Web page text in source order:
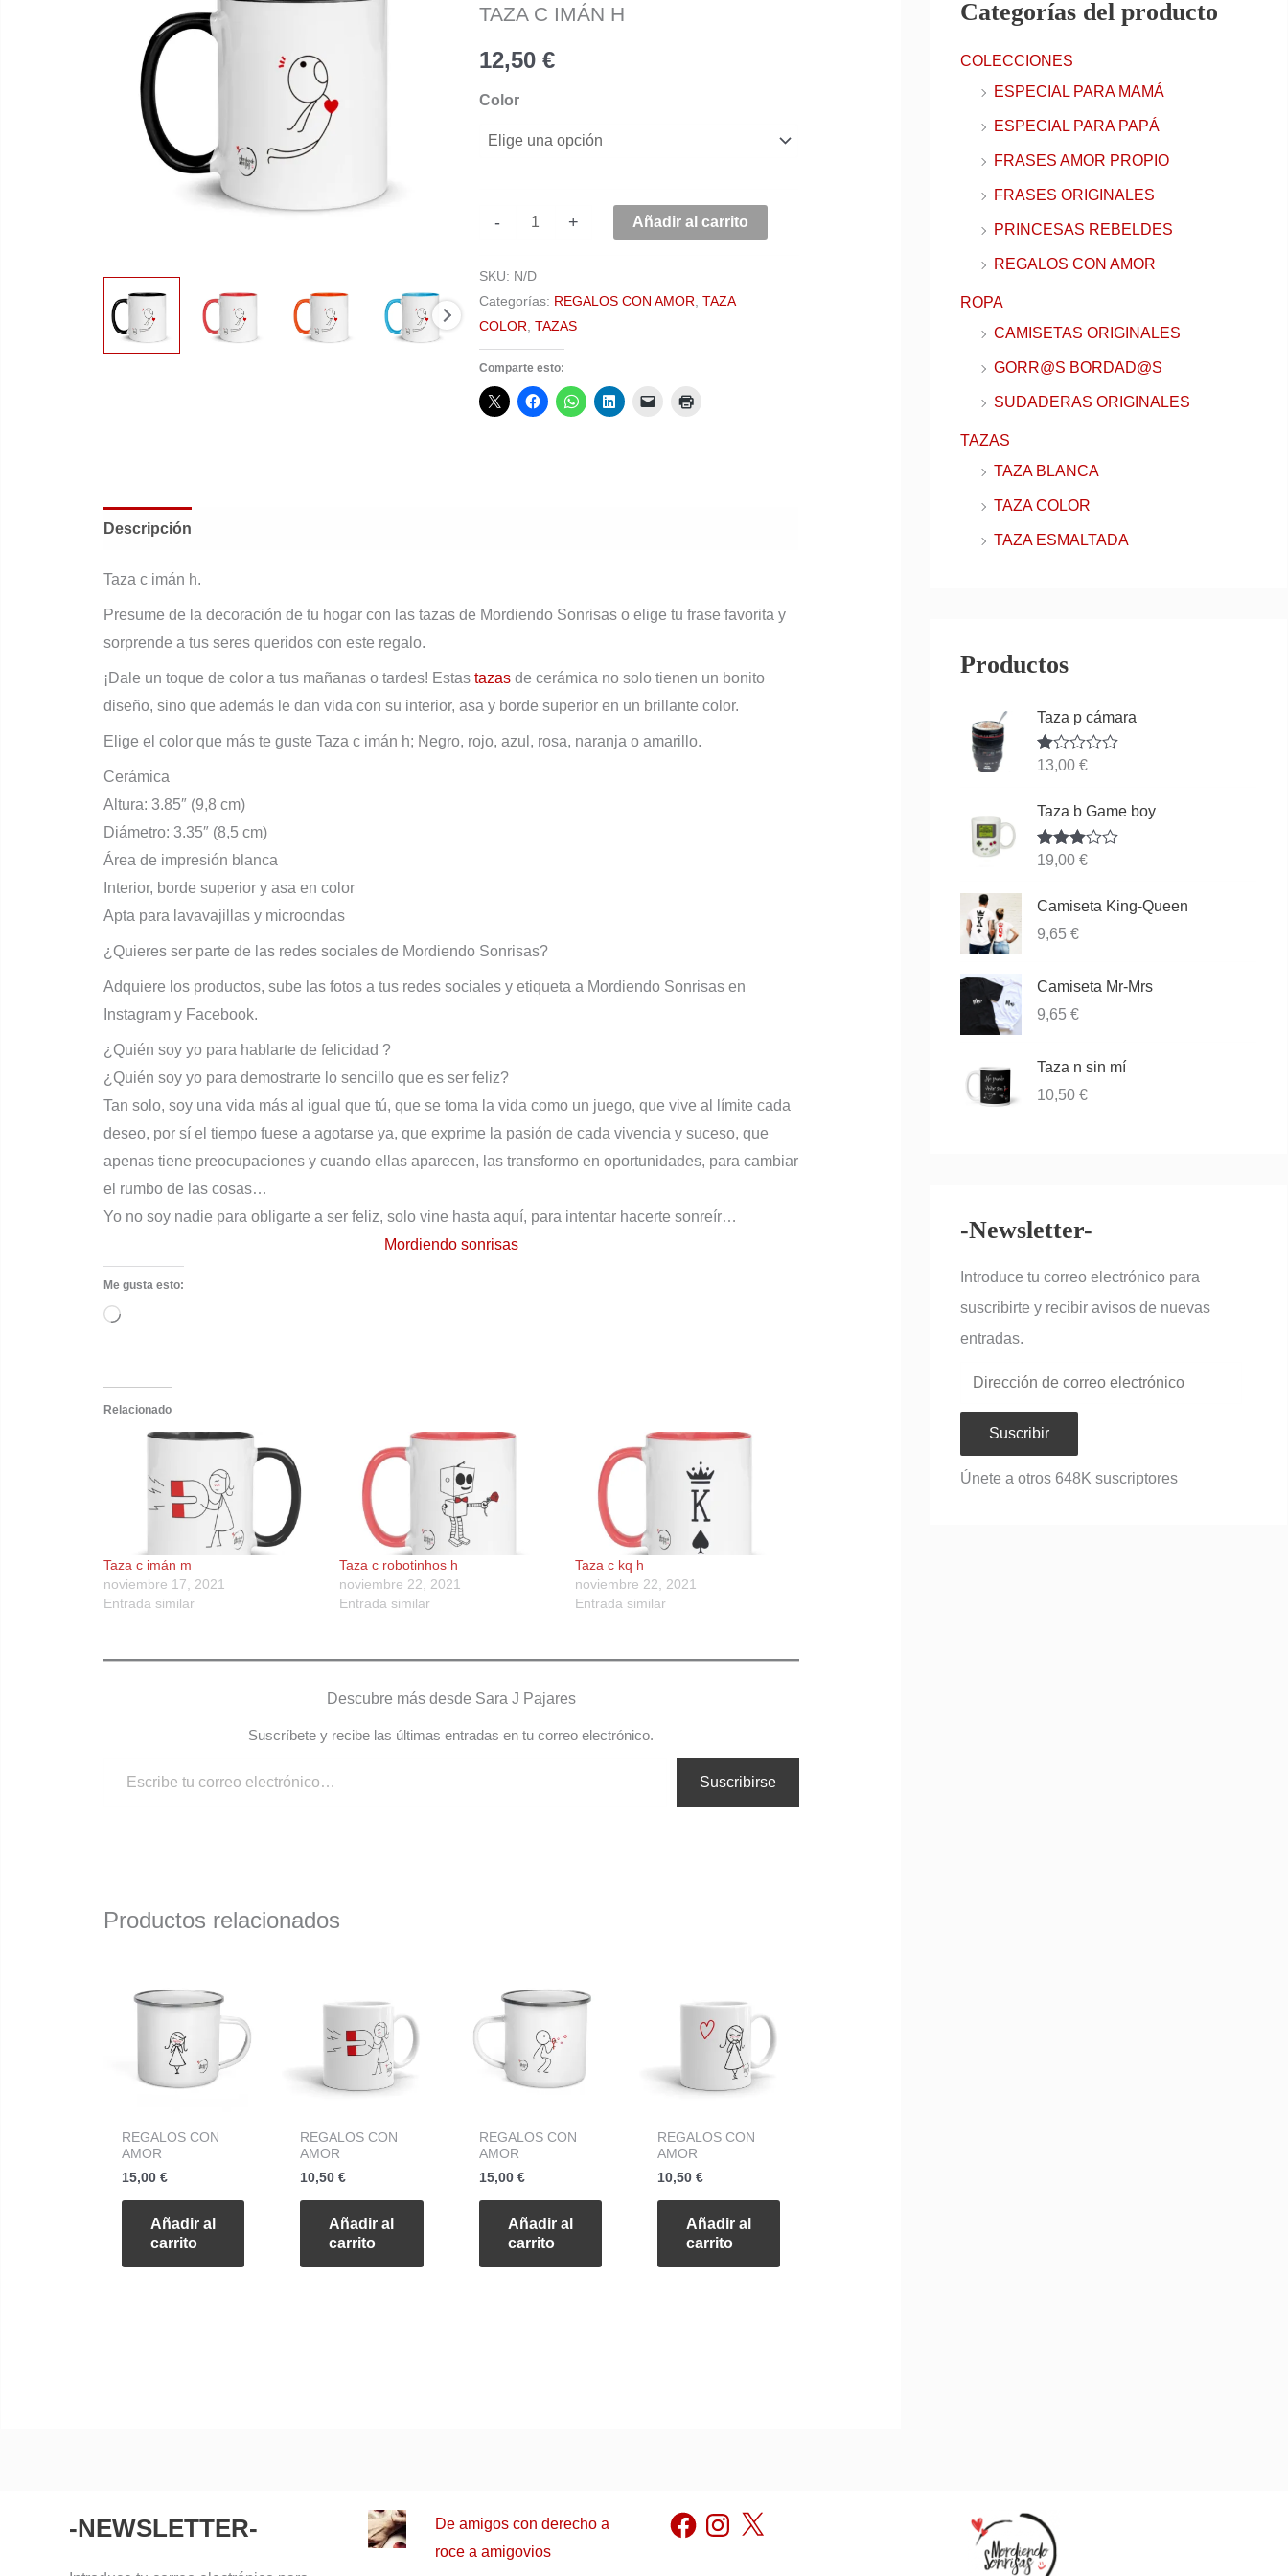
TAZA C IMÁN H
12,50 €
Color
-
h
+ Añadir al carrito
SKU: N/D
Categorías: REGALOS CON AMOR TAZA
COLOR TAZAS
Comparte esto:
Descripción
Taza c imán h.
Presume de la decoración de tu hogar con las tazas de Mordiendo Sonrisas o elige tu frase favorita y
sorprende a tus seres queridos con este regalo.
¡Dale un toque de color a tus mañanas o tardes! Estas tazasde cerámica no solo tienen un bonito
diseño, sino que además le dan vida con su interior, asa y borde superior en un brillante color.
Elige el color que más te guste Taza c imán h; Negro, rojo, azul, rosa, naranja o amarillo.
Cerámica
Altura: 3.85″ (9,8 cm)
Diámetro: 3.35″ (8,5 cm)
Área de impresión blanca
Interior, borde superior y asa en color
Apta para lavavajillas y microondas
¿Quieres ser parte de las redes sociales de Mordiendo Sonrisas?
Adquiere los productos, sube las fotos a tus redes sociales y etiqueta a Mordiendo Sonrisas en
Instagram y Facebook.
¿Quién soy yo para hablarte de felicidad ?
¿Quién soy yo para demostrarte lo sencillo que es ser feliz?
Tan solo, soy una vida más al igual que tú, que se toma la vida como un juego, que vive al límite cada
deseo, por sí el tiempo fuese a agotarse ya, que exprime la pasión de cada vivencia y suceso, que
apenas tiene preocupaciones y cuando ellas aparecen, las transformo en oportunidades, para cambiar
el rumbo de las cosas…
Yo no soy nadie para obligarte a ser feliz, solo vine hasta aquí, para intentar hacerte sonreír…
Mordiendo sonrisas
Me gusta esto:
Cargando...
Relacionado
Taza c imán m
noviembre 17, 2021
Entrada similar
Taza c robotinhos h
noviembre 22, 2021
Entrada similar
Taza c kq h
noviembre 22, 2021
Entrada similar
Descubre más desde Sara J Pajares
Suscríbete y recibe las últimas entradas en tu correo electrónico.
Suscribirse
Productos relacionados
REGALOS CON
AMOR
15,00 €
Añadir al
carrito
REGALOS CON
AMOR
10,50€
Añadir al
carrito
REGALOS CON
AMOR
15,00 €
Añadir al
carrito
REGALOS CON
AMOR
10,50€
Añadir al
carrito
Categorías del producto
COLECCIONES
ESPECIAL PARA MAMÁ
ESPECIAL PARA PAPÁ
FRASES AMOR PROPIO
FRASES ORIGINALES
PRINCESAS REBELDES
REGALOS CON AMOR
ROPA
CAMISETAS ORIGINALES
GORR@S BORDAD@S
SUDADERAS ORIGINALES
TAZAS
TAZA BLANCA
TAZA COLOR
TAZA ESMALTADA
Productos
Taza p cámara
Va
o
co
n
1.
5
13,00€
Taza b Game boy
Valorado
19,00€
Camiseta King-Queen
9,65€
Camiseta Mr-Mrs
9,65€
Taza n sin mí
10,50€
-Newsletter-
Introduce tu correo electrónico para
suscribirte y recibir avisos de nuevas
entradas.
r
Suscribir
Únete a otros 648K suscriptores
-NEWSLETTER-
Dirección
De amigos con derecho a
roce a amigovios
FacebookInstagram
X